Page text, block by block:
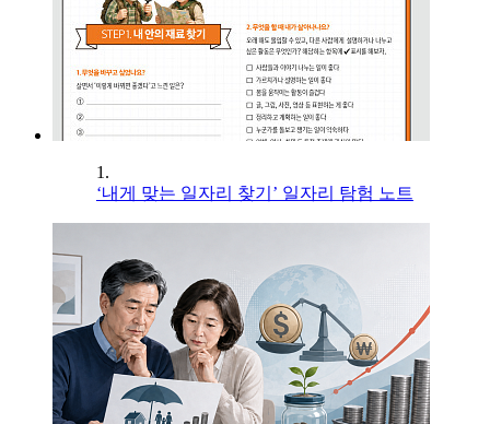
1.
‘내게 맞는 일자리 찾기’ 일자리 탐험 노트